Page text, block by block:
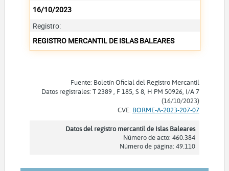
16/10/2023
Registro:
REGISTRO MERCANTIL DE ISLAS BALEARES
Fuente: Boletín Oficial del Registro Mercantil
Datos registrales: T 2389 , F 185, S 8, H PM 50926, I/A 7
(16/10/2023)
CVE: BORME-A-2023-207-07
Datos del registro mercantil de Islas Baleares
Número de acto: 460.384
Número de página: 49.110